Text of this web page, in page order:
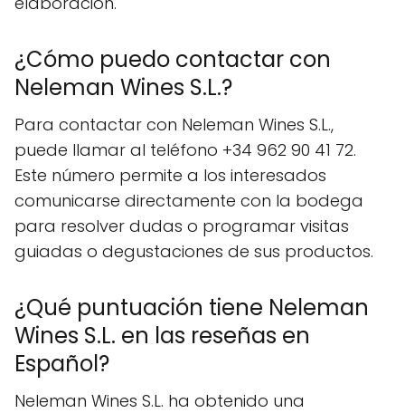
¿Cómo puedo contactar con
Neleman Wines S.L.?
Para contactar con Neleman Wines S.L.,
puede llamar al teléfono +34 962 90 41 72.
Este número permite a los interesados
comunicarse directamente con la bodega
para resolver dudas o programar visitas
guiadas o degustaciones de sus productos.
¿Qué puntuación tiene Neleman
Wines S.L. en las reseñas en
Español?
Neleman Wines S.L. ha obtenido una